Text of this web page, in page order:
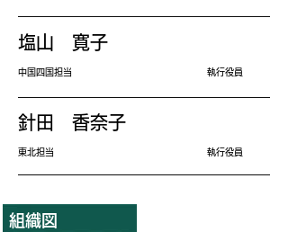
塩山 寛子
中国四国担当 執行役員
​針田 香奈子
東北担当 執行役員
組織図